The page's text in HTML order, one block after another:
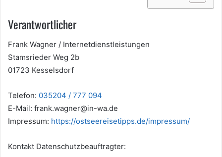
Verantwortlicher
Frank Wagner / Internetdienstleistungen
Stamsrieder Weg 2b
01723 Kesselsdorf
Telefon: 035204 / 777 094
E-Mail: frank.wagner@in-wa.de
Impressum: https://ostseereisetipps.de/impressum/
Kontakt Datenschutzbeauftragter: